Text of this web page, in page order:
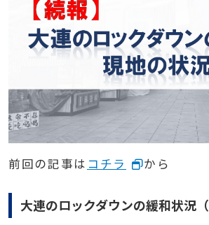
前回の記事は コチラ から
大連のロックダウンの緩和状況（